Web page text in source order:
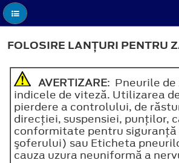
FOLOSIRE LANŢURI PENTRU
AVERTIZARE: Pneurile de
indicele de viteză. Utilizarea
pierdere a controlului, de
direcţiei, suspensiei, punţilor,
conformitate pentru
şoferului) sau Eticheta
cauza uzura neuniformă a